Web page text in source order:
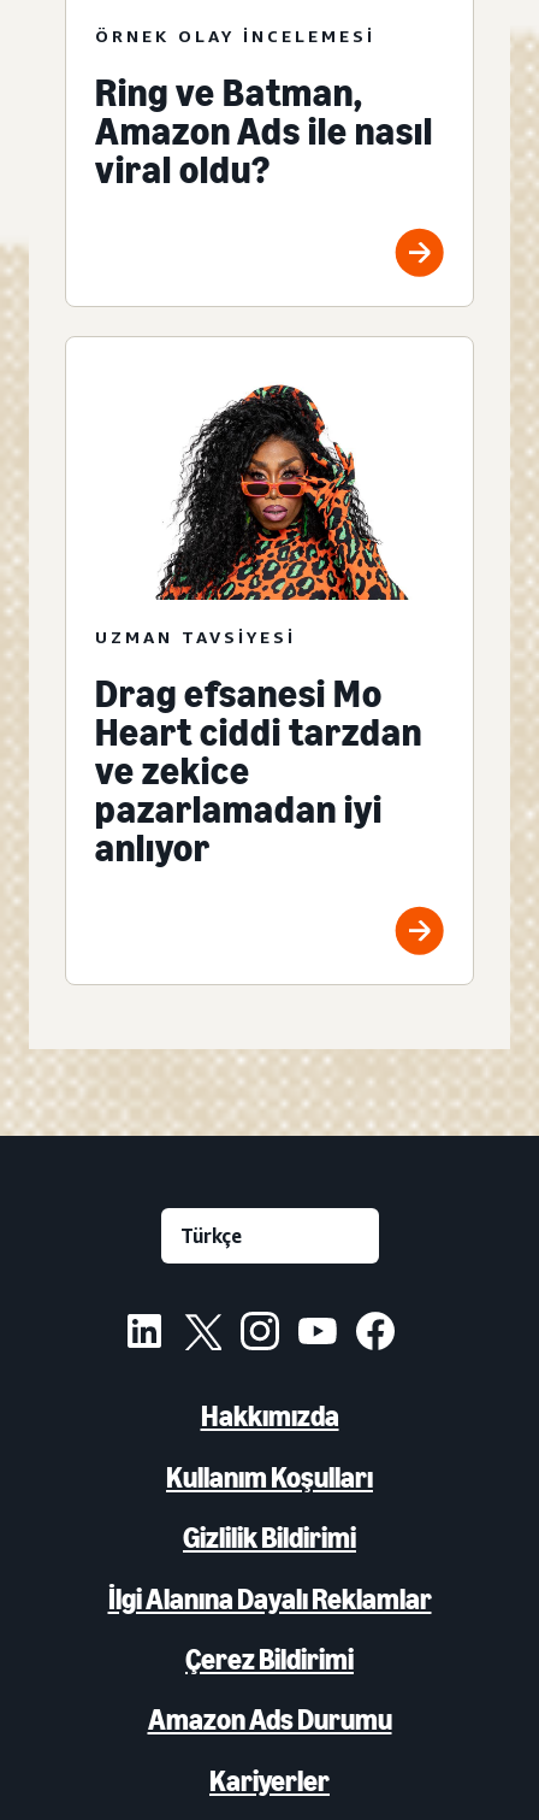
ÖRNEK OLAY INCELEMESI
Ring ve Batman,
Amazon Ads ile nasıl
viral oldu?
UZMAN TAVSIYESI
Drag efsanesi Mo
Heart ciddi tarzdan
ve zekice
pazarlamadan iyi
anlıyor
Hakkımızda
Kullanım Koşulları
Gizlilik Bildirimi
İlgi Alanına Dayalı Reklamlar
Çerez Bildirimi
Amazon Ads Durumu
Kariyerler